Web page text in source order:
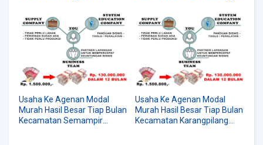
082230576028
082230576028
Usaha Ke Agenan Modal
Murah Hasil Besar Tiap Bulan
Kecamatan Semampir
Usaha Ke Agenan Modal
Murah Hasil Besar Tiap Bulan
Kecamatan Karangpilang